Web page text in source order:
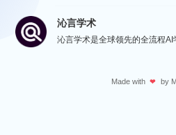
沁言学术
Made with ❤ by